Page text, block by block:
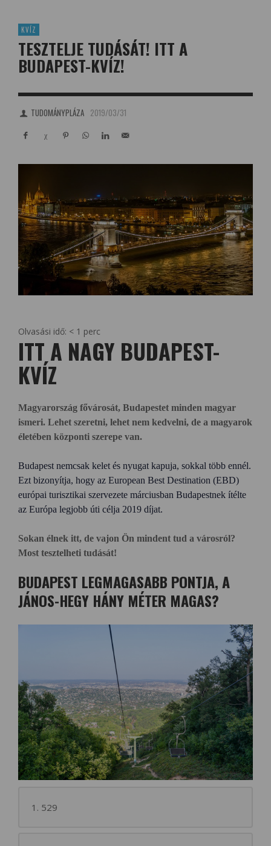
KVÍZ
TESZTELJE TUDÁSÁT! ITT A
BUDAPEST-KVÍZ!
TUDOMÁNYPLÁZA 2019/03/31
Olvasási idő: < 1 perc
ITT A NAGY BUDAPEST-
KVÍZ
Magyarország fővárosát, Budapestet minden magyar
ismeri. Lehet szeretni, lehet nem kedvelni, de a magyarok
életében központi szerepe van.
Budapest nemcsak kelet és nyugat kapuja, sokkal több ennél.
Ezt bizonyítja, hogy az European Best Destination (EBD)
európai turisztikai szervezete márciusban Budapestnek ítélte
az Európa legjobb úti célja 2019 díjat.
Sokan élnek itt, de vajon Ön mindent tud a városról?
Most tesztelheti tudását!
BUDAPEST LEGMAGASABB PONTJA, A
JÁNOS-HEGY HÁNY MÉTER MAGAS?
1. 529